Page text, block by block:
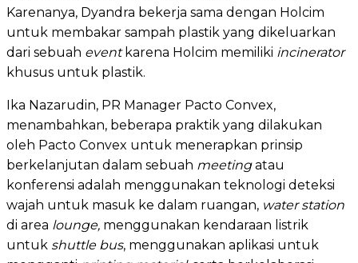
Karenanya, Dyandra bekerja sama dengan Holcim
untuk membakar sampah plastik yang dikeluarkan
dari sebuah event karena Holcim memiliki incinerator
khusus untuk plastik.
Ika Nazarudin, PR Manager Pacto Convex,
menambahkan, beberapa praktik yang dilakukan
oleh Pacto Convex untuk menerapkan prinsip
berkelanjutan dalam sebuah meetingatau
konferensi adalah menggunakan teknologi deteksi
wajah untuk masuk ke dalam ruangan, water station
di area lounge, menggunakan kendaraan listrik
untuk shuttle bus, menggunakan aplikasi untuk